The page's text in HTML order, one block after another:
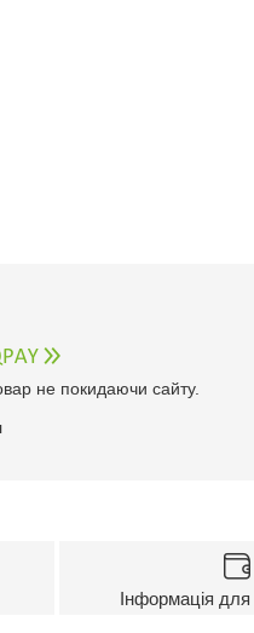
не покидаючи сайту.
Інформація